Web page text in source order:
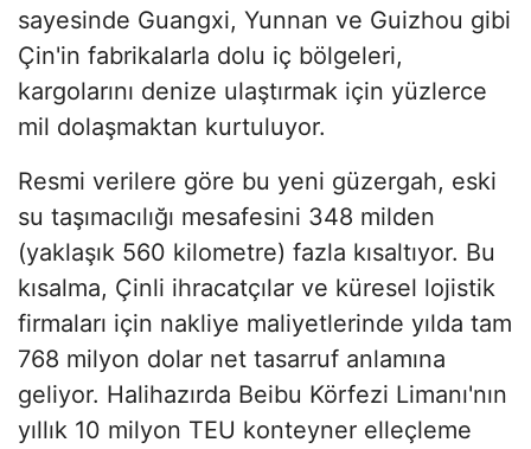
sayesinde Guangxi, Yunnan ve Guizhou gibi
Çin'in fabrikalarla dolu iç bölgeleri,
kargolarını denize ulaştırmak için yüzlerce
mil dolaşmaktan kurtuluyor.
Resmi verilere göre bu yeni güzergah, eski
su taşımacılığı mesafesini 348 milden
(yaklaşık 560 kilometre) fazla kısaltıyor. Bu
kısalma, Çinli ihracatçılar ve küresel lojistik
firmaları için nakliye maliyetlerinde yılda tam
768 milyon dolar net tasarruf anlamına
geliyor. Halihazırda Beibu Körfezi Limanı'nın
yıllık 10 milyon TEU konteyner elleçleme